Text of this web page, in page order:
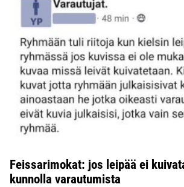
Feissarimokat: jos leipää ei
kunnolla varautumista